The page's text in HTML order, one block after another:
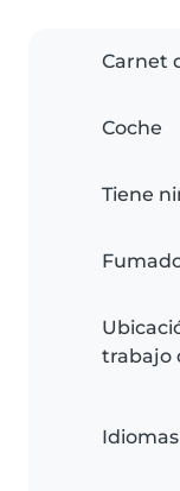
Carnet
Coche
Tiene
trabajo